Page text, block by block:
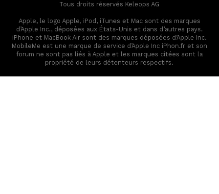
Tous droits réservés Keleops AG
Apple, le logo Apple, iPod, iTunes et Mac sont des marques
d’Apple Inc., déposées aux États-Unis et dans d’autres pays.
iPhone et MacBook Air sont des marques déposées d’Apple Inc.
MobileMe est une marque de service d’Apple Inc iPhon.fr et son
forum ne sont pas liés à Apple et les marques citées sont la
propriété de leurs détenteurs respectifs.